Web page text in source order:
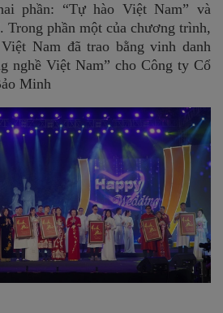
phần: “Tự hào Việt Nam” và
Trong phần một của chương trình,
Nam đã trao bằng vinh danh
nghề Việt Nam” cho Công ty Cổ
Minh